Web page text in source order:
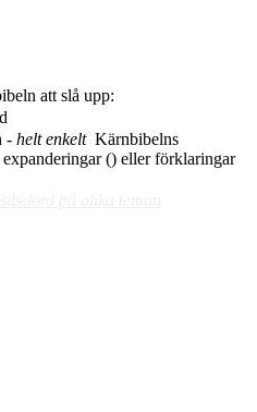
att slå upp:
- helt enkelt Kärnbibelns
() eller förklaringar